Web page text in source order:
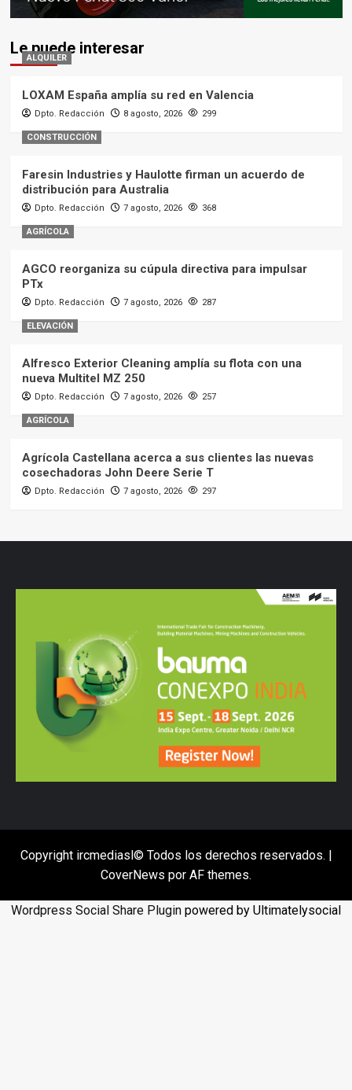
Le puede interesar
ALQUILER
LOXAM España amplía su red en Valencia
Dpto. Redacción 8 agosto, 2026 299
CONSTRUCCIÓN
Faresin Industries y Haulotte firman un acuerdo de
distribución para Australia
Dpto. Redacción 7 agosto, 2026 368
AGRÍCOLA
AGCO reorganiza su cúpula directiva para impulsar
PTx
Dpto. Redacción 7 agosto, 2026 287
ELEVACIÓN
Alfresco Exterior Cleaning amplía su flota con una
nueva Multitel MZ 250
Dpto. Redacción 7 agosto, 2026 257
AGRÍCOLA
Agrícola Castellana acerca a sus clientes las nuevas
cosechadoras John Deere Serie T
Dpto. Redacción 7 agosto, 2026 297
Copyright ircmediasl© Todos los derechos reservados. |
CoverNews por AF themes.
Wordpress Social Share Plugin powered by Ultimatelysocial